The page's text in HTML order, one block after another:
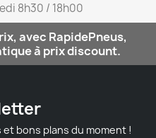
8h30 / 18h00​
avec RapidePneus,
à prix discount.
bons plans du moment !